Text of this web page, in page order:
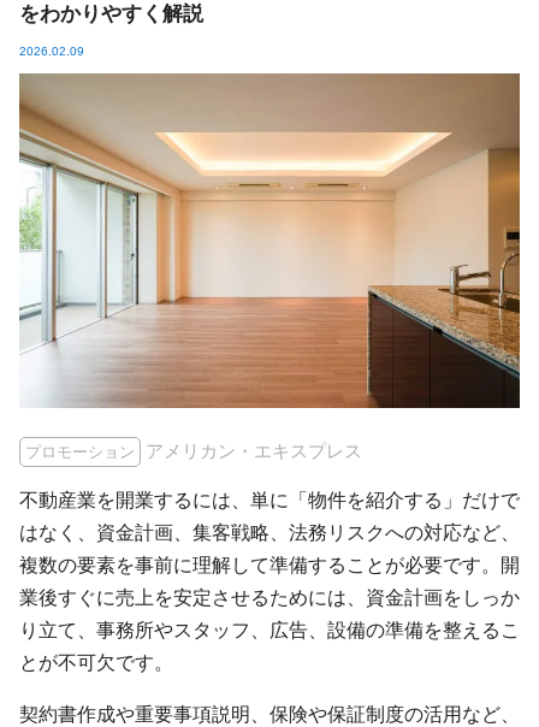
をわかりやすく解説
2026.02.09
プロモーション アメリカン・エキスプレス
不動産業を開業するには、単に「物件を紹介する」だけで
はなく、資金計画、集客戦略、法務リスクへの対応など、
複数の要素を事前に理解して準備することが必要です。開
業後すぐに売上を安定させるためには、資金計画をしっか
り立て、事務所やスタッフ、広告、設備の準備を整えるこ
とが不可欠です。
契約書作成や重要事項説明、保険や保証制度の活用など、